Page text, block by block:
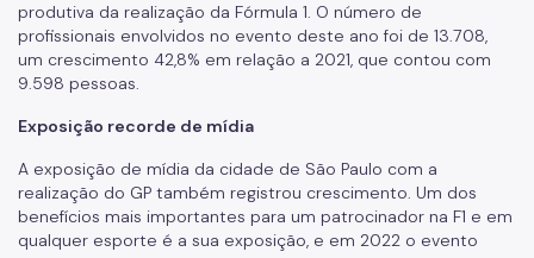
produtiva da realização da Fórmula 1. O número de
profissionais envolvidos no evento deste ano foi de 13.708,
um crescimento 42,8% em relação a 2021, que contou com
9.598 pessoas.
Exposição recorde de mídia
A exposição de mídia da cidade de São Paulo com a
realização do GP também registrou crescimento. Um dos
benefícios mais importantes para um patrocinador na F1 e em
qualquer esporte é a sua exposição, e em 2022 o evento